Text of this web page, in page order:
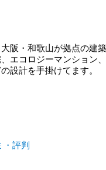
阪・和歌山が拠点の建
エコロジーマンション
設計を手掛けてます。
評判